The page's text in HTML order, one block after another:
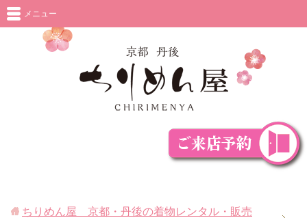
メニュー
ちりめん屋 京都・丹後の着物レンタル・販売